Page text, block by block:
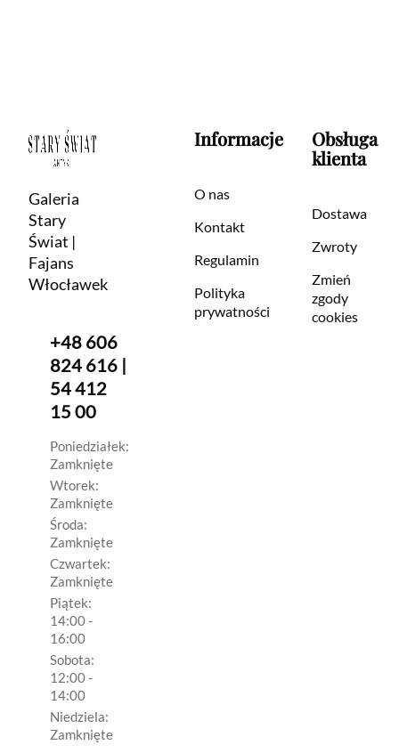
Galeria
Stary
Świat |
Fajans
Włocławek
+48 606
824 616 |
54 412
15 00
Poniedziałek:
Zamknięte
Wtorek:
Zamknięte
Środa:
Zamknięte
Czwartek:
Zamknięte
Piątek:
14:00 -
16:00
Sobota:
12:00 -
14:00
Niedziela:
Zamknięte
Informacje
O nas
Kontakt
Regulamin
Polityka
prywatności
Obsługa
klienta
Dostawa
Zwroty
Zmień
zgody
cookies